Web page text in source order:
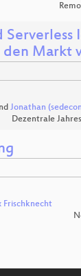
Markt
Jonathan
Dezentrale
Frischknecht